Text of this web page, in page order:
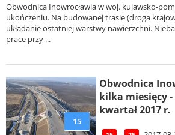
Obwodnica Inowrocławia w woj. kujawsko-
ukończeniu. Na budowanej trasie (droga
układanie ostatniej warstwy nawierzchni.
prace przy ...
15
Obwodnica
kilka miesięcy
kwartał 2017 r.